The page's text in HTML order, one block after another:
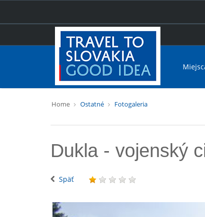
Home Ostatné Fotogaleria
Dukla - vojenský
Späť